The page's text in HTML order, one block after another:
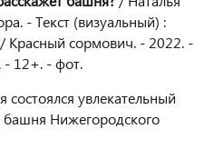
- Текст (визуальный) :
Красный сормович. - 2022. -
- 12+. - фот.
увлекательный
башня Нижегородского